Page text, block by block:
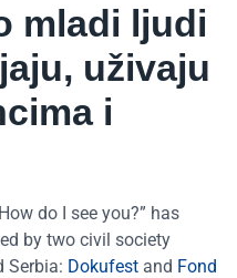
mladi ljudi
uživaju
i
do I see you?” has
by two civil society
Serbia: Dokufest and Fond